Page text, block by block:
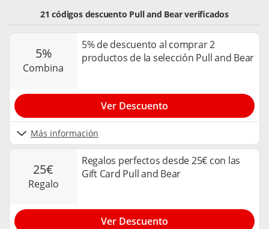
21 códigos descuento Pull and Bear verificados
5%
combina
5% de descuento al comprar 2
productos de la selección Pull and Bear
Más información
Ver Descuento
25€
regalo
Regalos perfectos desde 25€ con las
Gift Card Pull and Bear
Ver Descuento